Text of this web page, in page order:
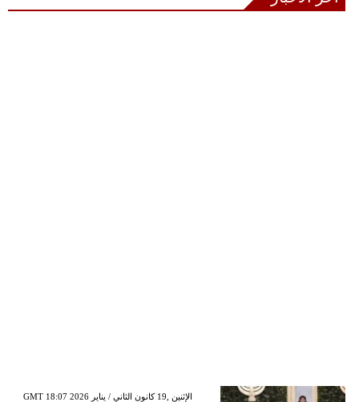
GMT 18:07 2026 الإثنين ,19 كانون الثاني / يناير